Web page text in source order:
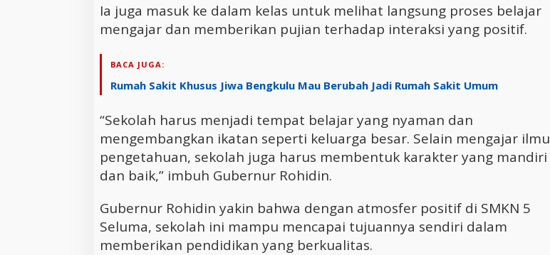
Ia juga masuk ke dalam kelas untuk melihat langsung proses belajar
mengajar dan memberikan pujian terhadap interaksi yang positif.
BACA JUGA:
Rumah Sakit Khusus Jiwa Bengkulu Mau Berubah Jadi Rumah Sakit Umum
“Sekolah harus menjadi tempat belajar yang nyaman dan
mengembangkan ikatan seperti keluarga besar. Selain mengajar ilmu
pengetahuan, sekolah juga harus membentuk karakter yang mandiri
dan baik,” imbuh Gubernur Rohidin.
Gubernur Rohidin yakin bahwa dengan atmosfer positif di SMKN 5
Seluma, sekolah ini mampu mencapai tujuannya sendiri dalam
memberikan pendidikan yang berkualitas.